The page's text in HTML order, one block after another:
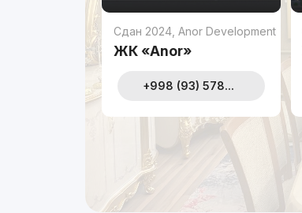
Сдан 2024 ,Anor Development
ЖК «Anor»
+998 (93) 578...